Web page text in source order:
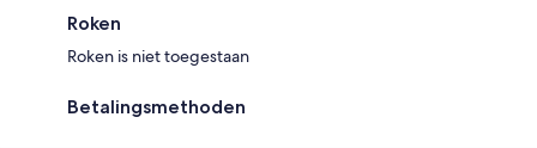
Roken
Roken is niet toegestaan
Betalingsmethoden